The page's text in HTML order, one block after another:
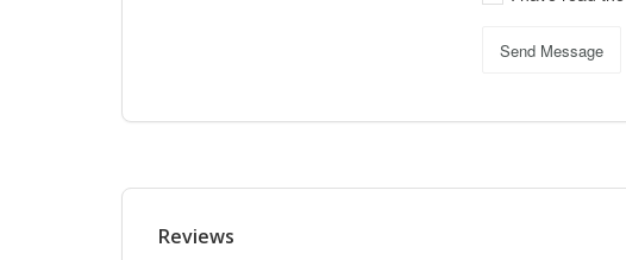
Send Message
Reviews